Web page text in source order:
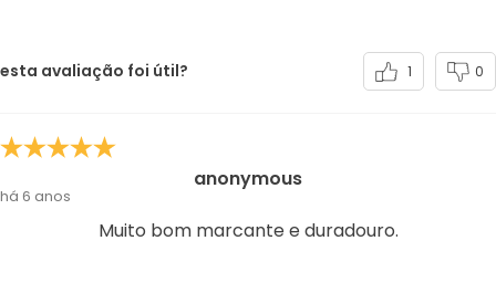
esta avaliação foi útil? 1 0
anonymous
há 6 anos
Muito bom marcante e duradouro.